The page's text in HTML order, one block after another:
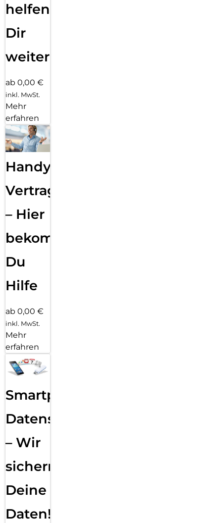
helfen
Dir
weiter
ab 0,00 €
inkl. MwSt.
Mehr
erfahren
Handy
Vertragsabwicklung
– Hier
bekommst
Du
Hilfe
ab 0,00 €
inkl. MwSt.
Mehr
erfahren
Smartphone
Datensicherung
– Wir
sichern
Deine
Daten!